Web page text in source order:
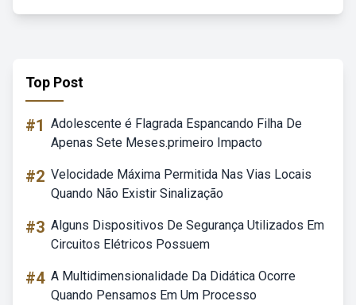
Top Post
#1 Adolescente é Flagrada Espancando Filha De
Apenas Sete Meses.primeiro Impacto
#2 Velocidade Máxima Permitida Nas Vias Locais
Quando Não Existir Sinalização
#3 Alguns Dispositivos De Segurança Utilizados Em
Circuitos Elétricos Possuem
#4 A Multidimensionalidade Da Didática Ocorre
Quando Pensamos Em Um Processo